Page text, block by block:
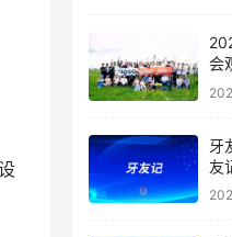
会
牙
友
干